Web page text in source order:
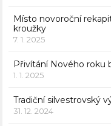
Místo novoroční
kroužky
7. 1. 2025
Přivítání Nového roku
1. 1. 2025
Tradiční silvestrovský
31. 12. 2024